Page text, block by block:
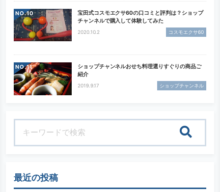
NO.
宝田式コスモエクサ60の口コミと評判は？ショップ
チャンネルで購入して体験してみた
2020.10.2 コスモエクサ60
NO.
ショップチャンネルおせち料理選りすぐりの商品ご
紹介
2019.9.17 ショップチャンネル
最近の投稿